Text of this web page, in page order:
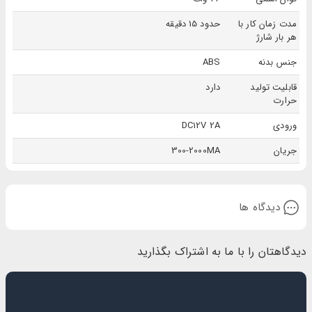
کاهش تنش: ماساژ می‌تواند به کاهش استرس و اضطراب کمک کند.
بهبود گردش خون: ماساژ می‌تواند به افزایش گردش خون در عضلات کمک کند، که می‌تواند به بهبود
عملکرد کلی و بازیابی کمک کند.
افزایش انعطاف‌پذیری: ماساژ می‌تواند به افزایش دامنه حرکت در مفاصل کمک کند، که می‌تواند به
بهبود توانایی حرکت شما کمک کند.
در نهایت، می‌توان گفت که ماساژور کمر برند KIVISIN مدل ST1201A یک ابزار بسیار موثر و کارآمد برای
بهبود عملکرد عضلات کمر و کاهش دردهای مرتبط با آن است. با استفاده منظم از این دستگاه، افراد
می‌توانند بهبود قابل ملاحظه‌ای در وضعیت کمر خود تجربه کنند و از زندگی بدون درد و تنش لذت ببرند.
مدت زمان کار با
هر بار شارژ
حدود 15 دقیقه
جنس بدنه
ABS
قابلیت تولید
حرارت
دارد
ورودی
DC12V 2A
جریان
300-2000MA
دیدگاه ها
دیدگاهتان را با ما به اشتراک بگذارید